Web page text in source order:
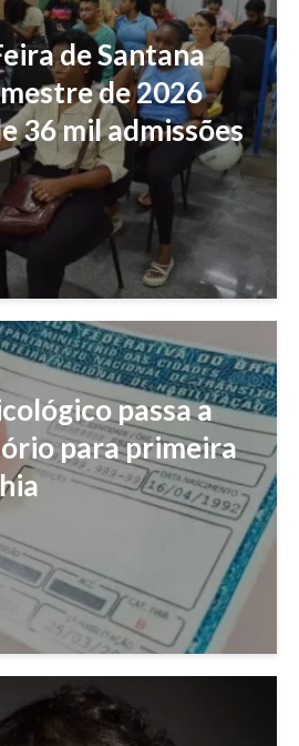
de Santana
de 2026
36 mil admissões
passa a
para primeira